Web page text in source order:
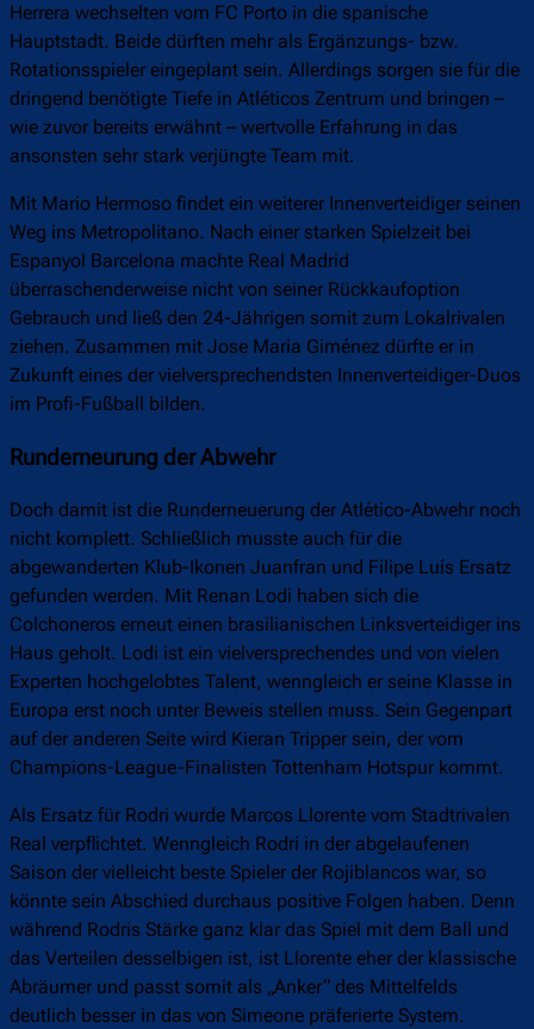
Herrera wechselten vom FC Porto in die spanische
Hauptstadt. Beide dürften mehr als Ergänzungs- bzw.
Rotationsspieler eingeplant sein. Allerdings sorgen sie für die
dringend benötigte Tiefe in Atléticos Zentrum und bringen –
wie zuvor bereits erwähnt – wertvolle Erfahrung in das
ansonsten sehr stark verjüngte Team mit.
Mit Mario Hermoso findet ein weiterer Innenverteidiger seinen
Weg ins Metropolitano. Nach einer starken Spielzeit bei
Espanyol Barcelona machte Real Madrid
überraschenderweise nicht von seiner Rückkaufoption
Gebrauch und ließ den 24-Jährigen somit zum Lokalrivalen
ziehen. Zusammen mit Jose Maria Giménez dürfte er in
Zukunft eines der vielversprechendsten Innenverteidiger-Duos
im Profi-Fußball bilden.
Runderneurung der Abwehr
Doch damit ist die Runderneuerung der Atlético-Abwehr noch
nicht komplett. Schließlich musste auch für die
abgewanderten Klub-Ikonen Juanfran und Filipe Luís Ersatz
gefunden werden. Mit Renan Lodi haben sich die
Colchoneros erneut einen brasilianischen Linksverteidiger ins
Haus geholt. Lodi ist ein vielversprechendes und von vielen
Experten hochgelobtes Talent, wenngleich er seine Klasse in
Europa erst noch unter Beweis stellen muss. Sein Gegenpart
auf der anderen Seite wird Kieran Tripper sein, der vom
Champions-League-Finalisten Tottenham Hotspur kommt.
Als Ersatz für Rodri wurde Marcos Llorente vom Stadtrivalen
Real verpflichtet. Wenngleich Rodri in der abgelaufenen
Saison der vielleicht beste Spieler der Rojiblancos war, so
könnte sein Abschied durchaus positive Folgen haben. Denn
während Rodris Stärke ganz klar das Spiel mit dem Ball und
das Verteilen desselbigen ist, ist Llorente eher der klassische
Abräumer und passt somit als „Anker“ des Mittelfelds
deutlich besser in das von Simeone präferierte System.